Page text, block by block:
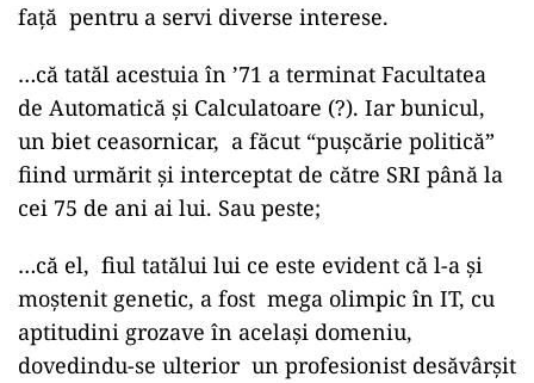
față pentru a servi diverse interese.
…că tatăl acestuia în ’71 a terminat Facultatea
de Automatică și Calculatoare (?). Iar bunicul,
un biet ceasornicar, a făcut “pușcărie politică”
fiind urmărit și interceptat de către SRI până la
cei 75 de ani ai lui. Sau peste;
…că el, fiul tatălui lui ce este evident că l-a și
moștenit genetic, a fost mega olimpic în IT, cu
aptitudini grozave în același domeniu,
dovedindu-se ulterior un profesionist desăvârșit